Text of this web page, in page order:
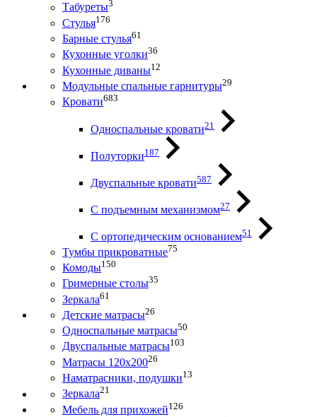
Табуреты3
Стулья176
Барные стулья61
Кухонные уголки36
Кухонные диваны12
Модульные спальные гарнитуры29
Кровати683
Односпальные кровати21
Полуторки187
Двуспальные кровати587
С подъемным механизмом27
С ортопедическим основанием51
Тумбы прикроватные75
Комоды150
Гримерные столы35
Зеркала61
Детские матрасы26
Односпальные матрасы50
Двуспальные матрасы103
Матрасы 120х20026
Наматрасники, подушки13
Зеркала21
Мебель для прихожей126